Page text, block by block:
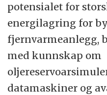
potensialet for
energilagring for
fjernvarmeanlegg,
med kunnskap om
datamaskiner og